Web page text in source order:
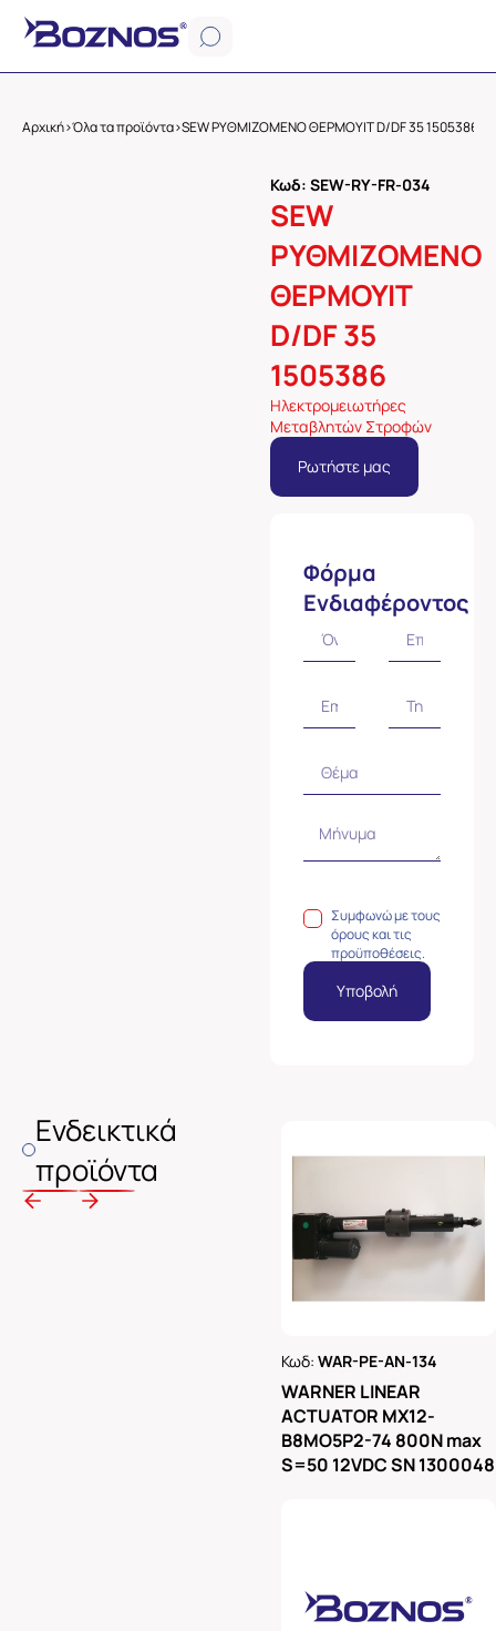
Αρχική>Όλα τα προϊόντα>SEW ΡΥΘΜΙΖΟΜΕΝΟ ΘΕΡΜΟΥΙΤ D/DF 35 1505386
Κωδ: SEW-RY-FR-034
SEW
ΡΥΘΜΙΖΟΜΕΝΟ
ΘΕΡΜΟΥΙΤ
D/DF 35
1505386
Ηλεκτρομειωτήρες
Μεταβλητών Στροφών
Ρωτήστε μας
Φόρμα
Ενδιαφέροντος
Συμφωνώ με τους
όρους και τις
προϋποθέσεις.
Υποβολή
Ενδεικτικά
προϊόντα
Κωδ:WAR-PE-AN-134
WARNER LINEAR
ACTUATOR MX12-
B8MO5P2-74 800N max
S=50 12VDC SN 1300048